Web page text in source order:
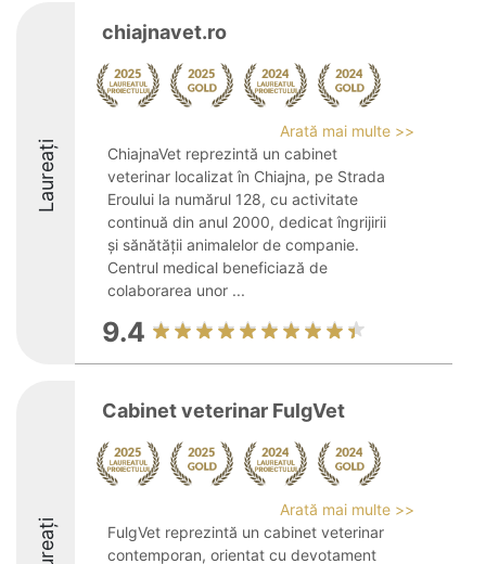
Laureați
chiajnavet.ro
Arată mai multe >>
ChiajnaVet reprezintă un cabinet
veterinar localizat în Chiajna, pe Strada
Eroului la numărul 128, cu activitate
continuă din anul 2000, dedicat îngrijirii
și sănătății animalelor de companie.
Centrul medical beneficiază de
colaborarea unor ...
9.4
Cabinet veterinar FulgVet
Arată mai multe >>
FulgVet reprezintă un cabinet veterinar
contemporan, orientat cu devotament